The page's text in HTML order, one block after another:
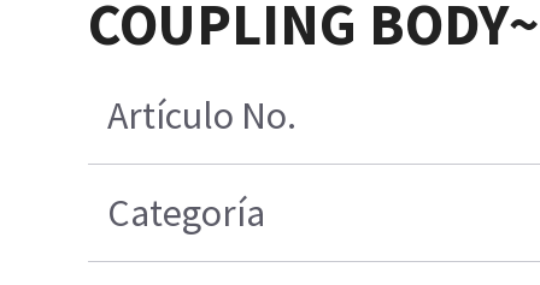
COUPLING
Artículo No.
Categoría